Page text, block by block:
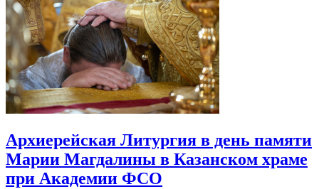
Архиерейская Литургия в день памяти
Марии Магдалины в Казанском храме
при Академии ФСО